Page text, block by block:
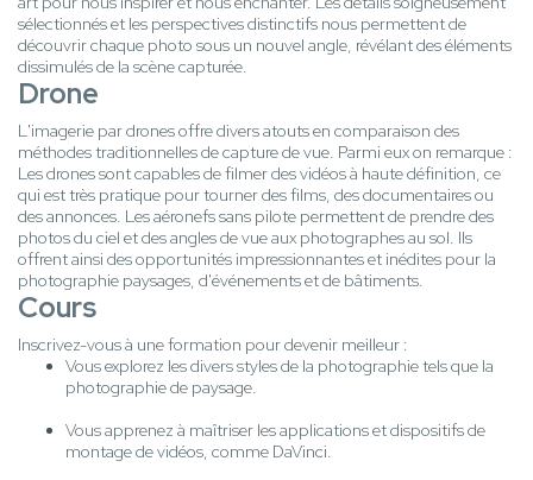
sélectionnés et les perspectives distinctifs nous permettent de
découvrir chaque photo sous un nouvel angle, révélant des éléments
dissimulés de la scène capturée.
Drone
L'imagerie par drones offre divers atouts en comparaison des
méthodes traditionnelles de capture de vue. Parmi eux on remarque :
Les drones sont capables de filmer des vidéos à haute définition, ce
qui est très pratique pour tourner des films, des documentaires ou
des annonces. Les aéronefs sans pilote permettent de prendre des
photos du ciel et des angles de vue aux photographes au sol. Ils
offrent ainsi des opportunités impressionnantes et inédites pour la
photographie paysages, d'événements et de bâtiments.
Cours
Inscrivez-vous à une formation pour devenir meilleur :
Vous explorez les divers styles de la photographie tels que la
photographie de paysage.
Vous apprenez à maîtriser les applications et dispositifs de
montage de vidéos, comme DaVinci.